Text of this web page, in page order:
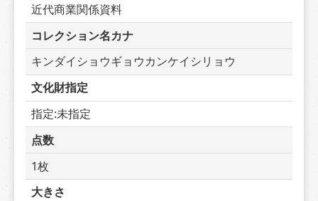
近代商業関係資料
コレクション名カナ
キンダイショウギョウカンケイシリョウ
文化財指定
指定:未指定
点数
1枚
大きさ